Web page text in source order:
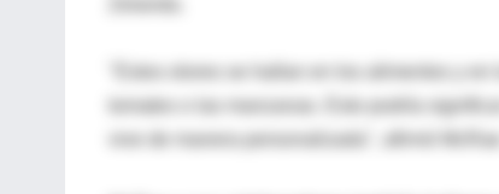
"Estos olores se hallan en los alimentos y
tomates o las manzanas. Esto podría